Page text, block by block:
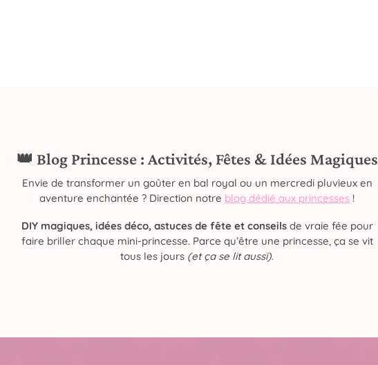
👑 Blog Princesse : Activités, Fêtes & Idées Magiques
Envie de transformer un goûter en bal royal ou un mercredi pluvieux en
aventure enchantée ? Direction notre blog dédié aux princesses !
DIY magiques, idées déco, astuces de fête et conseilsde vraie fée pour
faire briller chaque mini-princesse. Parce qu’être une princesse, ça se vit
tous les jours (et ça se lit aussi).